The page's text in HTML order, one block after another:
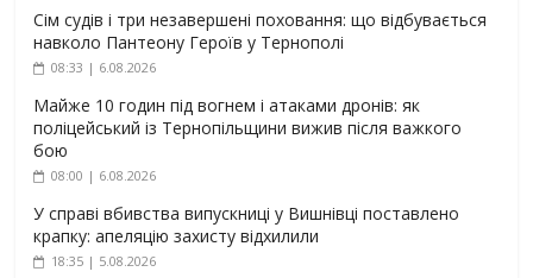
Сім судів і три незавершені поховання: що відбувається
навколо Пантеону Героїв у Тернополі
08:33 | 6.08.2026
Майже 10 годин під вогнем і атаками дронів: як
поліцейський із Тернопільщини вижив після важкого
бою
08:00 | 6.08.2026
У справі вбивства випускниці у Вишнівці поставлено
крапку: апеляцію захисту відхилили
18:35 | 5.08.2026